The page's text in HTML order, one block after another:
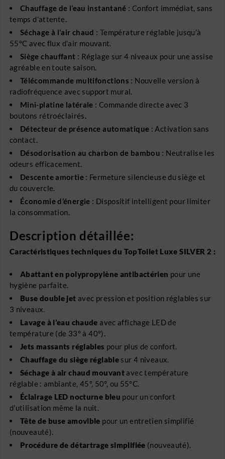
Chauffage de l’eau instantané : Confort immédiat, sans
temps d’attente.
Séchage à l’air chaud : Température réglable jusqu’à
55°C avec flux d’air mouvant.
Siège chauffant : Réglage sur 4 niveaux pour une assise
agréable en toute saison.
Télécommande multifonctions : Nouvelle version à
radiofréquence avec support mural.
Mini-platine latérale : Commande directe avec 3
boutons rétroéclairés.
Détecteur de présence automatique : Activation sans
contact.
Désodorisation au charbon de bambou : Neutralise les
odeurs efficacement.
Descente amortie: Fermeture silencieuse du siège et
du couvercle.
Économie d’énergie : Dispositif intelligent pour limiter
la consommation.
Description détaillée:
Caractéristiques techniques du TopToilet Luxe SILVER 2 :
Abattant en polypropylène antibactérien pour une
hygiène parfaite.
Buse double jet avec pression et position réglables sur
3 niveaux.
Lavage à l’eau chaude avec affichage LED de
température (de 33° à 40°).
Jets massants réglables pour plus de confort.
Chauffage du siège réglable sur 4 niveaux.
Séchage à air chaud mouvant avec température
réglable : ambiante, 45°, 50°, ou 55°C.
Éclairage LED nocturne bleu pour un confort
d’utilisation même la nuit.
Tête de buse amovible pour un entretien simplifié
(nouveauté).
Procédure de détartrage simplifiée (nouveauté).